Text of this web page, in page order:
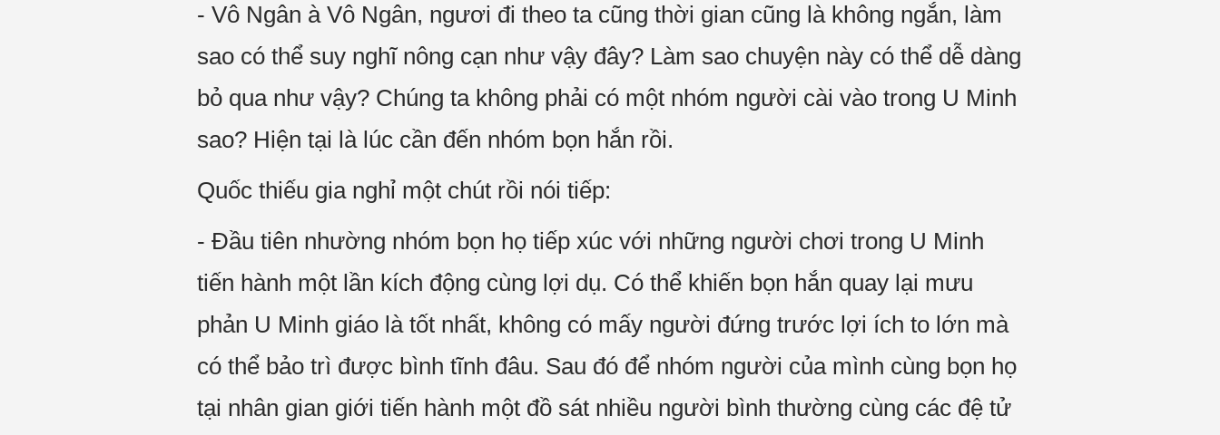
- Vô Ngân à Vô Ngân, ngươi đi theo ta cũng thời gian cũng là không ngắn, làm
sao có thể suy nghĩ nông cạn như vậy đây? Làm sao chuyện này có thể dễ dàng
bỏ qua như vậy? Chúng ta không phải có một nhóm người cài vào trong U Minh
sao? Hiện tại là lúc cần đến nhóm bọn hắn rồi.
Quốc thiếu gia nghỉ một chút rồi nói tiếp:
- Đầu tiên nhường nhóm bọn họ tiếp xúc với những người chơi trong U Minh
tiến hành một lần kích động cùng lợi dụ. Có thể khiến bọn hắn quay lại mưu
phản U Minh giáo là tốt nhất, không có mấy người đứng trước lợi ích to lớn mà
có thể bảo trì được bình tĩnh đâu. Sau đó để nhóm người của mình cùng bọn họ
tại nhân gian giới tiến hành một đồ sát nhiều người bình thường cùng các đệ tử